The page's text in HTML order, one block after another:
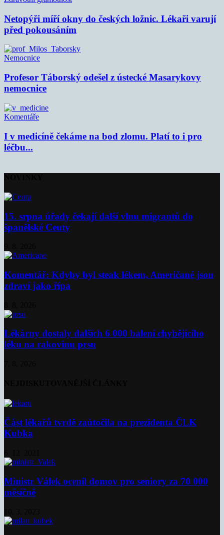
Netopýři míří okny do českých ložnic. Lékaři varují
před pokousáním
Nemocnice
Profesor Táborský odešel z ústecké Masarykovy
nemocnice
Komentáře
I v medicíně čekáme na bod zlomu. Platí to i pro
léčbu...
15. srpna úřady čekají další vlnu migrantů do
španělské Ceuty
Komentář: Kdyby byl steak lékem, Američané jsou
zdraví jako řípa
Lékárny dostaly dalších 6 000 balení chybějícího
léku na rakovinu prsu
Část lékařů tvrdě zaútočila na prezidenta ČLK
Kubka
Ministr Válek ocenil domov pro seniory za 70 000
měsíčně